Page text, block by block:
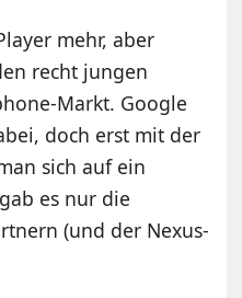
mehr, aber
recht jungen
Markt. Google
doch erst mit der
sich auf ein
es nur die
(und der Nexus-